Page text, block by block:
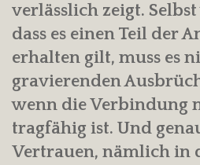
verlässlich zeigt.
dass es einen Teil der
erhalten gilt, muss es
gravierenden
wenn die Verbindung
tragfähig ist. Und
Vertrauen, nämlich in